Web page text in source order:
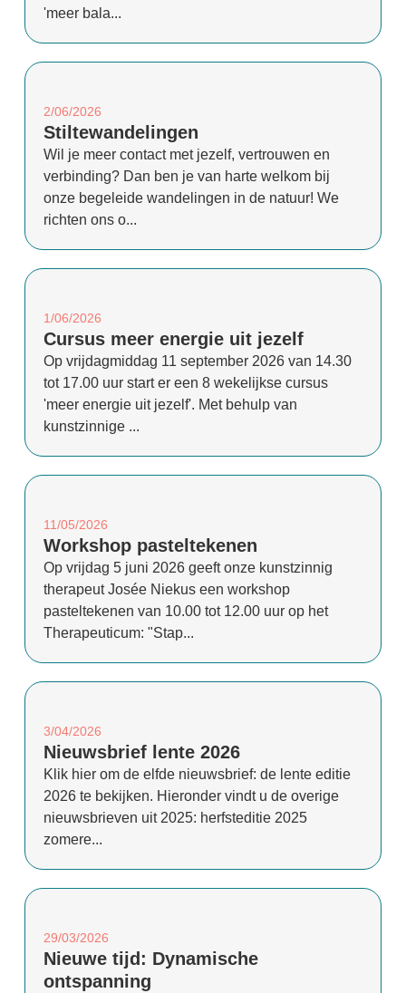
'meer bala...
2/06/2026
Stiltewandelingen
Wil je meer contact met jezelf, vertrouwen en
verbinding? Dan ben je van harte welkom bij
onze begeleide wandelingen in de natuur! We
richten ons o...
1/06/2026
Cursus meer energie uit jezelf
Op vrijdagmiddag 11 september 2026 van 14.30
tot 17.00 uur start er een 8 wekelijkse cursus
'meer energie uit jezelf'. Met behulp van
kunstzinnige ...
11/05/2026
Workshop pasteltekenen
Op vrijdag 5 juni 2026 geeft onze kunstzinnig
therapeut Josée Niekus een workshop
pasteltekenen van 10.00 tot 12.00 uur op het
Therapeuticum: "Stap...
3/04/2026
Nieuwsbrief lente 2026
Klik hier om de elfde nieuwsbrief: de lente editie
2026 te bekijken. Hieronder vindt u de overige
nieuwsbrieven uit 2025: herfsteditie 2025
zomere...
29/03/2026
Nieuwe tijd: Dynamische
ontspanning